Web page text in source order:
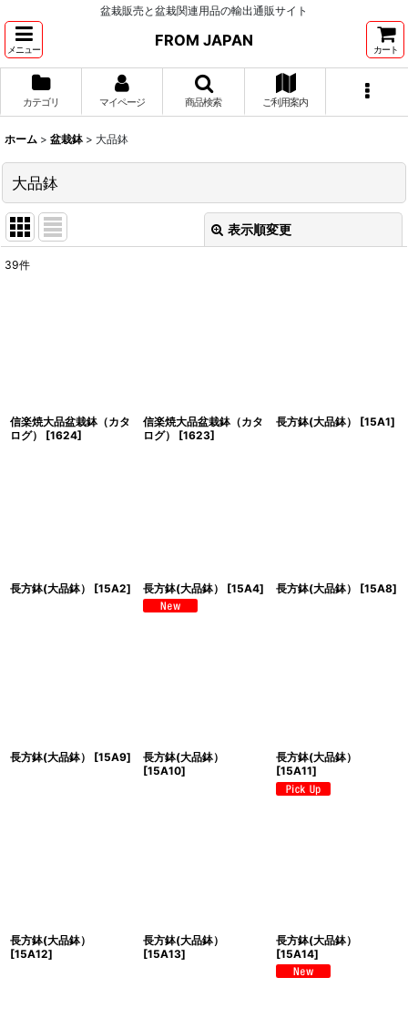
盆栽販売と盆栽関連用品の輸出通販サイト
メニュー
FROM JAPAN
カート
カテゴリ マイページ 商品検索 ご利用案内
ホーム > 盆栽鉢 > 大品鉢
大品鉢
表示順変更
39件
信楽焼大品盆栽鉢（カタ
ログ）
[1624]
信楽焼大品盆栽鉢（カタ
ログ）
[1623]
長方鉢(大品鉢） [15A1]
長方鉢(大品鉢） [15A2] 長方鉢(大品鉢） [15A4] 長方鉢(大品鉢） [15A8]
長方鉢(大品鉢） [15A9]
長方鉢(大品鉢）
[15A10]
長方鉢(大品鉢）
[15A11]
長方鉢(大品鉢）
[15A12]
長方鉢(大品鉢）
[15A13]
長方鉢(大品鉢）
[15A14]